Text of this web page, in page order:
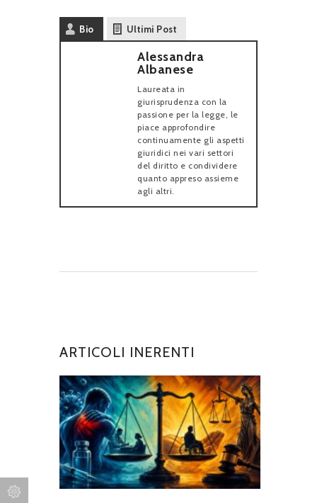
Bio Ultimi Post
Alessandra
Albanese
Laureata in
giurisprudenza con la
passione per la legge, le
piace approfondire
continuamente gli aspetti
giuridici nei vari settori
del diritto e condividere
quanto appreso assieme
agli altri.
ARTICOLI INERENTI